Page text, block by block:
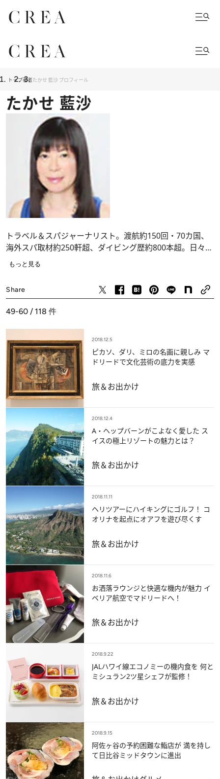
トップ著者たかせ 藍沙 プロフィール
たかせ 藍沙
トラベル＆スパジャーナリスト。渡航約150回・70カ国、
海外スパ取材約250軒超、ダイビング歴約800本超。日々楽
しい旅の提案を発信中。著書は『美食と雑貨と美肌の王国
ためのMOOK『LOVE！ ROSE』(宝島社)など。楽園写真
家・三好和義氏と共著の『死ぬまでに絶対行きたい世界の
楽園リゾート』(PHP研究所)は台湾と中国で翻訳出版、第2
弾『地球の奇跡、大自然の宝石に逢いに… 青の楽園へ』
(PHP研究所)も中国で出版された。新刊『ファーストクラ
スで世界一周』(ブックマン社)は好評につき3刷！
Twitterhttps://twitter.com/aisha_t
ブログhttp://ameblo.jp/aisha
「たかせ藍沙のファーストクラスで世界一周」Facebook
http://www.facebook.com/WRT.by.FirstClassFlight
もっと見る
Share
49-60 / 118 件
2018.12.5
ピカソ、ダリ、ミロの名画に親しみ マ
ドリードで文化芸術の底力を実感
旅＆お出かけ
2018.12.4
A・ヘップバーンがこよなく愛した ス
イスの極上リゾートの魅力とは？
旅＆お出かけ
2018.11.11
ヘリツアーにハイキングにゴルフ！ コ
オリナを起点にオアフを遊び尽くす
旅＆お出かけ
2018.11.6
お洒落ラウンジと快適な機内が魅力 イ
ベリア航空でマドリードへ！
旅＆お出かけ
2018.9.22
JALハワイ線エコノミーの機内食を 何と
ミシュラン2ツ星シェフが監修！
旅＆お出かけ
2018.9.15
阿佐ヶ谷の予約困難な鮨店が 満を持し
て日比谷ミッドタウンに進出